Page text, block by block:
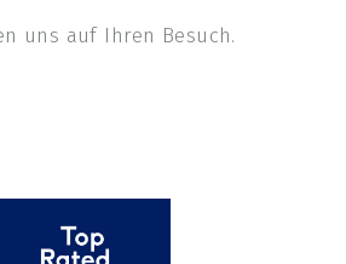
uns auf Ihren Besuch.